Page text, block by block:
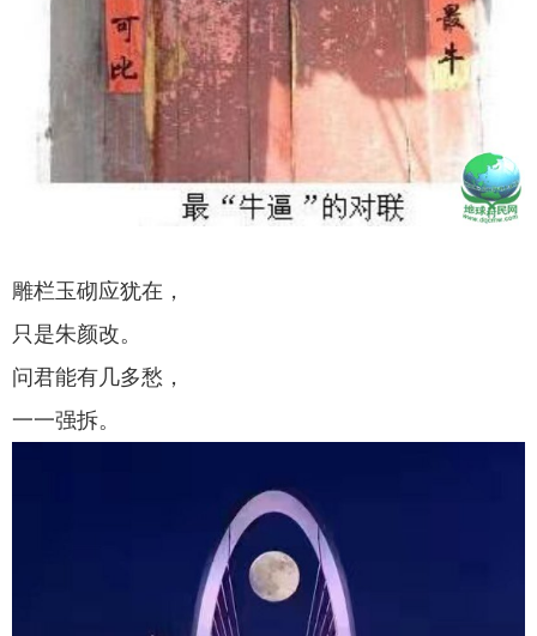
雕栏玉砌应犹在，
只是朱颜改。
问君能有几多愁，
一一强拆。